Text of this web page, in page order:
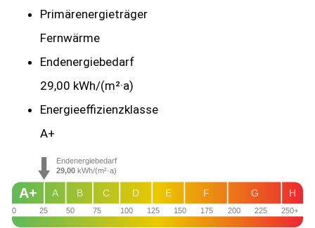
Primärenergieträger
Fernwärme
Endenergie­bedarf
29,00 kWh/(m²·a)
Energie­effizienz­klasse
A+
0 25 50 75 100 125 150 175 200 225 250+
H
G
F
E
D
C
B
A
A+
Endenergiebedarf
29,00kWh/(m²·a)